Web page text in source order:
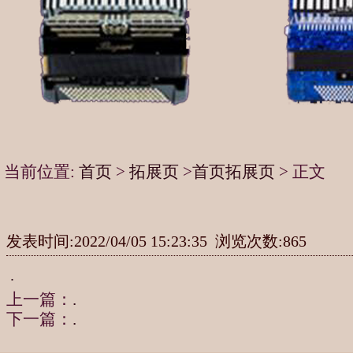
当前位置: 首页 > 拓展页 >首页拓展页 > 正文
发表时间:2022/04/05 15:23:35 浏览次数:865
.
上一篇： .
下一篇： .